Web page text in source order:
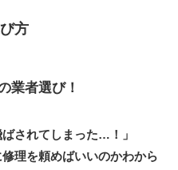
方
業者選び！
されてしまった…！」
理を頼めばいいのかわから